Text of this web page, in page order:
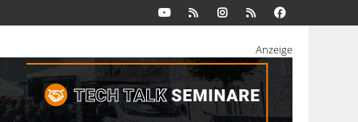
Anzeige